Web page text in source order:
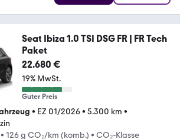
Seat Ibiza 1.0 TSI DSG FR | FR Tech
Paket
22.680 €
19% MwSt.
Guter Preis
• EZ 01/2026• 5.300 km •
• 126 g CO₂/km (komb.) • CO₂-Klasse